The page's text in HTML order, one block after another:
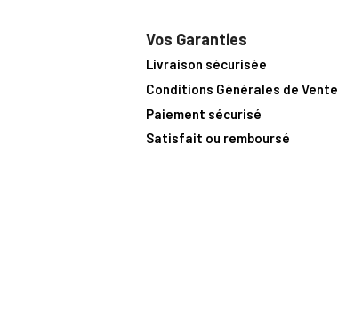
Vos Garanties
Livraison sécurisée
Conditions Générales de Vente
Paiement sécurisé
Satisfait ou remboursé